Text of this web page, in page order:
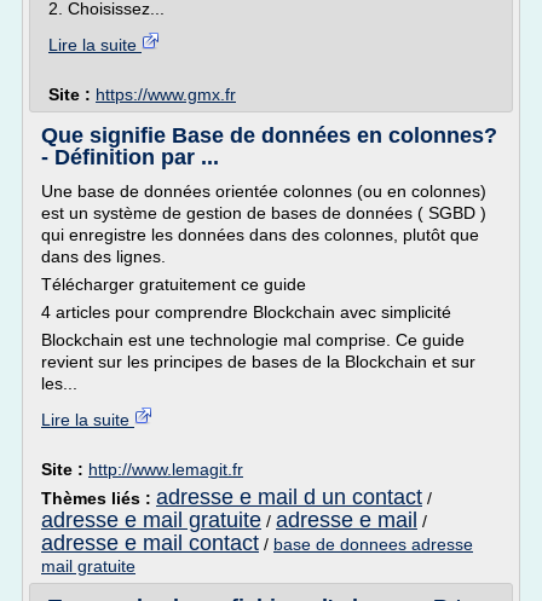
2. Choisissez...
Lire la suite
Site : https://www.gmx.fr
Que signifie Base de données en colonnes?
- Définition par ...
Une base de données orientée colonnes (ou en colonnes)
est un système de gestion de bases de données ( SGBD )
qui enregistre les données dans des colonnes, plutôt que
dans des lignes.
Télécharger gratuitement ce guide
4 articles pour comprendre Blockchain avec simplicité
Blockchain est une technologie mal comprise. Ce guide
revient sur les principes de bases de la Blockchain et sur
les...
Lire la suite
Site : http://www.lemagit.fr
Thèmes liés : adresse e mail d un contact /
adresse e mail gratuite / adresse e mail /
adresse e mail contact / base de donnees adresse
mail gratuite